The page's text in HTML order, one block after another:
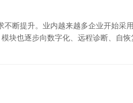
断提升。业内越来越多企业开始采
块也逐步向数字化、远程诊断、自